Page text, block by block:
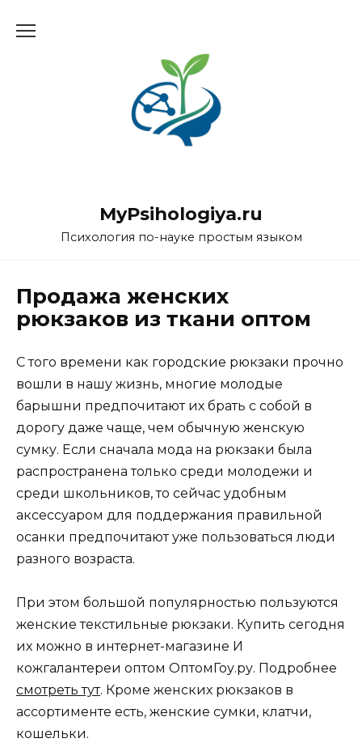
MyPsihologiya.ru
Психология по-науке простым языком
Продажа женских
рюкзаков из ткани оптом
С того времени как городские рюкзаки прочно
вошли в нашу жизнь, многие молодые
барышни предпочитают их брать с собой в
дорогу даже чаще, чем обычную женскую
сумку. Если сначала мода на рюкзаки была
распространена только среди молодежи и
среди школьников, то сейчас удобным
аксессуаром для поддержания правильной
осанки предпочитают уже пользоваться люди
разного возраста.
При этом большой популярностью пользуются
женские текстильные рюкзаки. Купить сегодня
их можно в интернет-магазине И
кожгалантереи оптом ОптомГоу.ру. Подробнее
смотреть тут. Кроме женских рюкзаков в
ассортименте есть, женские сумки, клатчи,
кошельки.